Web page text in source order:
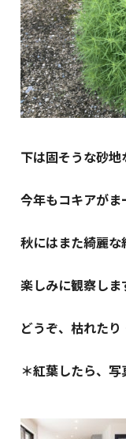
下は固そうな砂地
今年もコキアがま
秋にはまた綺麗な
楽しみに観察しま
どうぞ、枯れたり
＊紅葉したら、